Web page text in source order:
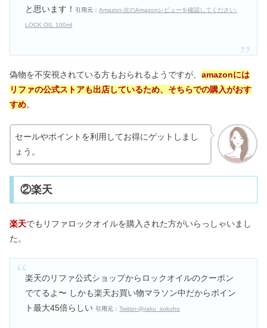
と思います！
引用元：Amazon-次のAmazonレビューを確認してください:
LOCK OIL 100ml
偽物を不安視されている方もおられるようですが、 amazonには
リファの公式ストアも出店しているため、そちらでの購入がおす
すめ。
セールやポイントを利用してお得にゲットしまし
ょう。
②楽天
楽天でもリファロックオイルを購入された方がいらっしゃいまし
た。
楽天のリファ公式ショップからロックオイルのクーポン
でてるよ〜 しかも楽天お買い物マラソン中だからポイン
ト最大45倍らしい 引用元：Twitter-@raku_sokuho